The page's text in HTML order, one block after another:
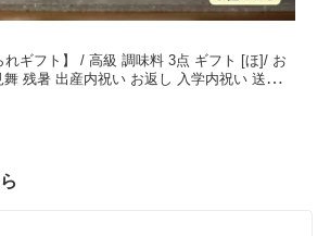
れギフト】 / 高級 調味料 3点 ギフト [ほ]/ お
残暑 出産内祝い お返し 入学内祝い 送料無
婚内祝い 結婚祝い 出産 結婚 新築内祝い 新
フトセット おしゃれ 高級感 人気